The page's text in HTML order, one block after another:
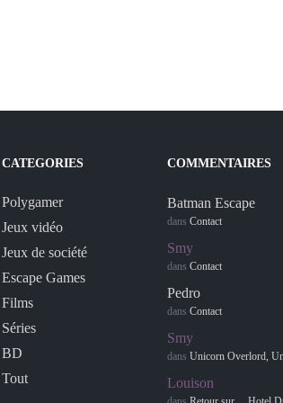
CATEGORIES
Polygamer
Jeux vidéo
Jeux de société
Escape Games
Films
Séries
BD
Tout
COMMENTAIRES
Batman Escape
dans Contact
Smy
dans Contact
Pedro
dans Contact
Smy
dans Unicorn Overlord,
Louison